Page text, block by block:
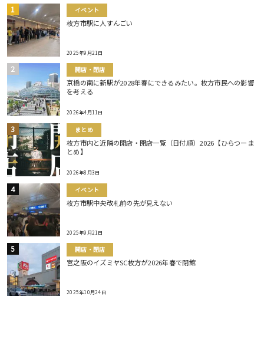
イベント
枚方市駅に人すんごい
2025年9月21日
開店・閉店
京橋の南に新駅が2028年春にできるみたい。枚方市民への影響
を考える
2026年4月11日
まとめ
枚方市内と近隣の開店・閉店一覧（日付順）2026【ひらつーま
とめ】
2026年8月3日
イベント
枚方市駅中央改札前の先が見えない
2025年9月21日
開店・閉店
宮之阪のイズミヤSC枚方が2026年春で閉館
2025年10月24日